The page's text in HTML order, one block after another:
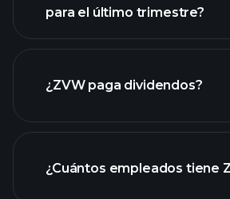
ganancias de ZVW
informes
para el último trimestre?
informes
¿ZVW paga dividendos?
acciones de alto
¿Cuántos empleados tiene